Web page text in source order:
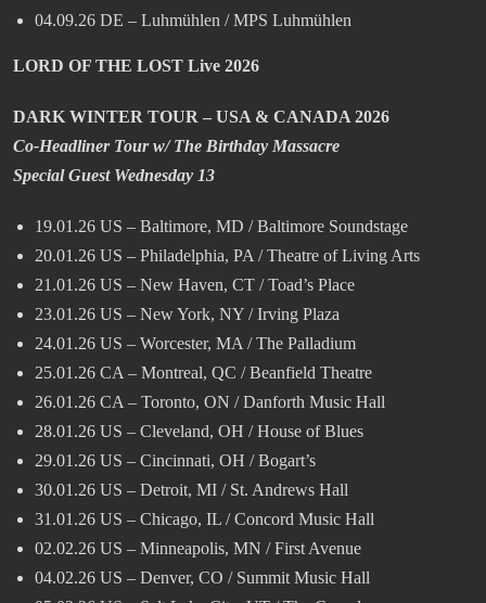
04.09.26 DE – Luhmühlen / MPS Luhmühlen
LORD OF THE LOST Live 2026
DARK WINTER TOUR – USA & CANADA 2026
Co-Headliner Tour w/ The Birthday Massacre
Special Guest Wednesday 13
19.01.26 US – Baltimore, MD / Baltimore Soundstage
20.01.26 US – Philadelphia, PA / Theatre of Living Arts
21.01.26 US – New Haven, CT / Toad’s Place
23.01.26 US – New York, NY / Irving Plaza
24.01.26 US – Worcester, MA / The Palladium
25.01.26 CA – Montreal, QC / Beanfield Theatre
26.01.26 CA – Toronto, ON / Danforth Music Hall
28.01.26 US – Cleveland, OH / House of Blues
29.01.26 US – Cincinnati, OH / Bogart’s
30.01.26 US – Detroit, MI / St. Andrews Hall
31.01.26 US – Chicago, IL / Concord Music Hall
02.02.26 US – Minneapolis, MN / First Avenue
04.02.26 US – Denver, CO / Summit Music Hall